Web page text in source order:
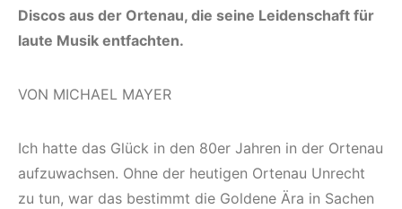
Discos aus der Ortenau, die seine Leidenschaft für
laute Musik entfachten.
VON MICHAEL MAYER
Ich hatte das Glück in den 80er Jahren in der Ortenau
aufzuwachsen. Ohne der heutigen Ortenau Unrecht
zu tun, war das bestimmt die Goldene Ära in Sachen